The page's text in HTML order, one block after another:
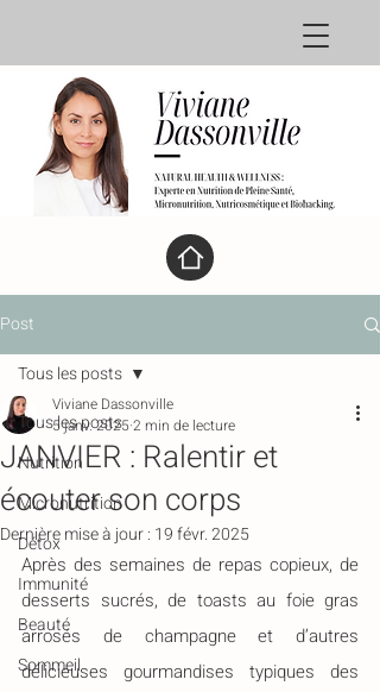
Post
Tous les posts
Nutrition
Micronutrition
Détox
Immunité
Beauté
Sommeil
Tous les posts
JANVIER : Ralentir et
écouter son corps
Viviane Dassonville
5 janv. 2025 2 min de lecture
Dernière mise à jour : 19 févr. 2025
Après des semaines de repas copieux, de
desserts sucrés, de toasts au foie gras
arrosés de champagne et d’autres
délicieuses gourmandises typiques des